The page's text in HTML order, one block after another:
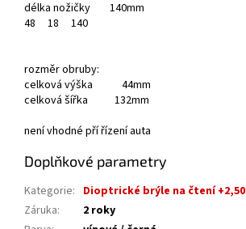
délka nožičky 140mm
48
18 140
rozměr obruby:
celková výška 44mm
celková šířka 132mm
není vhodné pří řízení auta
Doplňkové parametry
Kategorie: Dioptrické brýle na čtení +2,50
Záruka:
2 roky